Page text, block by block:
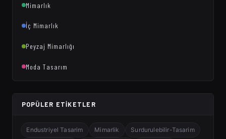
Mimarlık
İç Mimarlık
Peyzaj Mimarlığı
Moda Tasarım
POPÜLER ETIKETLER
Endustriyel Tasarim Mimarlik
Surdurulebilir-Tasarim